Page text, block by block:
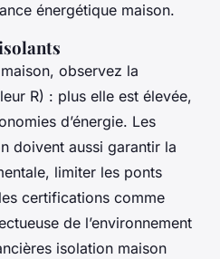
énergétique maison.
observez la
R) : plus elle est élevée,
d’énergie. Les
doivent aussi garantir la
limiter les ponts
certifications comme
de l’environnement
isolation maison